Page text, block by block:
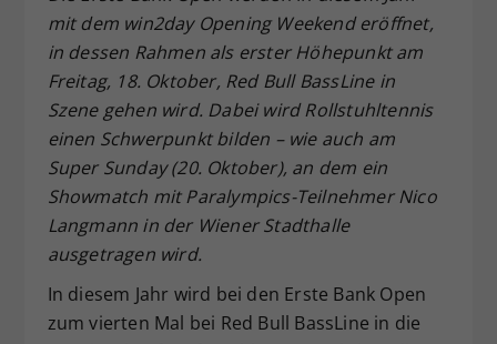
mit dem win2day Opening Weekend eröffnet,
in dessen Rahmen als erster Höhepunkt am
Freitag, 18. Oktober, Red Bull BassLine in
Szene gehen wird. Dabei wird Rollstuhltennis
einen Schwerpunkt bilden – wie auch am
Super Sunday (20. Oktober), an dem ein
Showmatch mit Paralympics-Teilnehmer Nico
Langmann in der Wiener Stadthalle
ausgetragen wird.
In diesem Jahr wird bei den Erste Bank Open
zum vierten Mal bei Red Bull BassLine in die
Zweck
Dieser Wert speichert Ihre Consent-
Einstellungen. Unter anderem eine
zufällig generierte ID, für die
historische Speicherung Ihrer
Webseiten-Betreiber dies eingestellt
hat.